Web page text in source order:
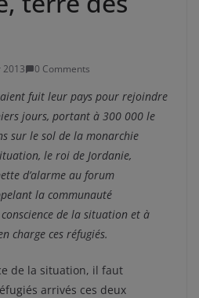
2013 0 Comments
fuit leur pays pour rejoindre
jours, portant à 300 000 le
sur le sol de la monarchie
le roi de Jordanie,
d’alarme au forum
la communauté
de la situation et à
charge ces réfugiés.
de la situation, il faut
arrivés ces deux